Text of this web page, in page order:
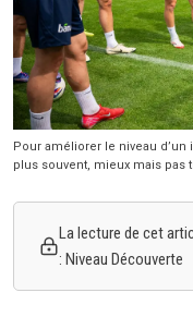
Pour améliorer le niveau d’un
plus souvent, mieux mais
La lecture de cet
: Niveau Découverte